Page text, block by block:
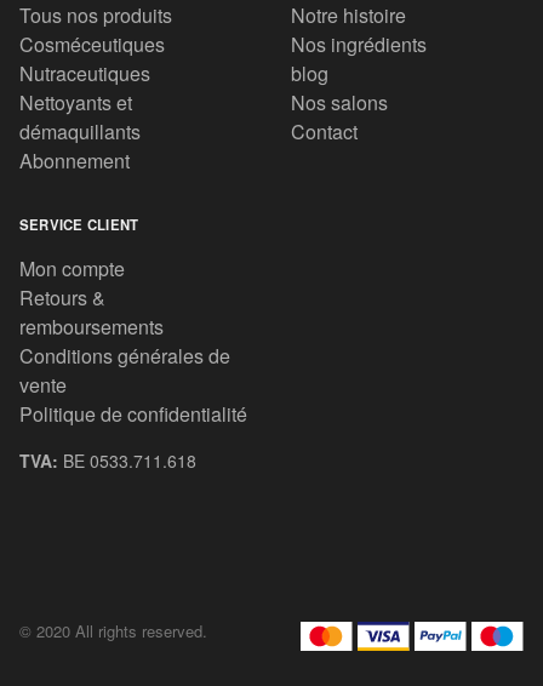
Tous nos produits
Cosméceutiques
Nutraceutiques
Nettoyants et
démaquillants
Abonnement
Notre histoire
Nos ingrédients
blog
Nos salons
Contact
SERVICE CLIENT
Mon compte
Retours &
remboursements
Conditions générales de
vente
Politique de confidentialité
TVA: BE 0533.711.618
© 2020 All rights reserved.